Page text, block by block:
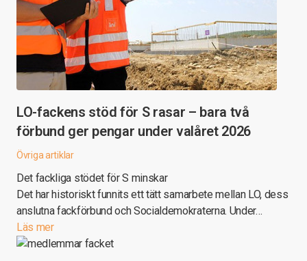
LO-fackens stöd för S rasar – bara två
förbund ger pengar under valåret 2026
Övriga artiklar
Det fackliga stödet för S minskar
Det har historiskt funnits ett tätt samarbete mellan LO, dess
anslutna fackförbund och Socialdemokraterna. Under…
Läs mer